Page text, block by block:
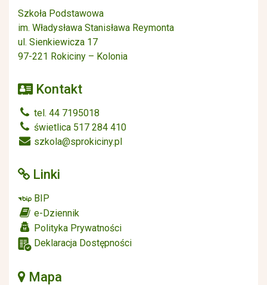
Szkoła Podstawowa
im. Władysława Stanisława Reymonta
ul. Sienkiewicza 17
97-221 Rokiciny – Kolonia
Kontakt
tel. 44 7195018
świetlica 517 284 410
szkola@sprokiciny.pl
Linki
BIP
e-Dziennik
Polityka Prywatności
Deklaracja Dostępności
Mapa